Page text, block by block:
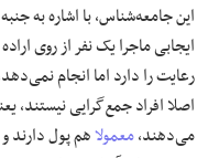
این جامعه‌شناس، با اشاره به
ایجابی ماجرا یک نفر از روی
رعایت را دارد اما انجام
اصلا افراد جمع‌گرایی نیستند،
می‌دهند،معمولاهم پول دارند